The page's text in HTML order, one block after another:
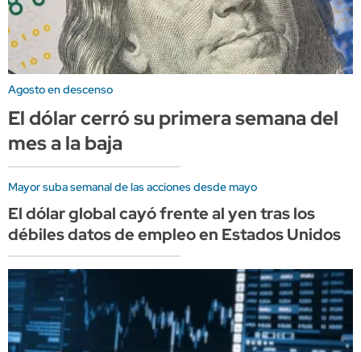
Agosto en descenso
El dólar cerró su primera semana del
mes a la baja
Mayor suba semanal de las acciones desde mayo
El dólar global cayó frente al yen tras los
débiles datos de empleo en Estados Unidos